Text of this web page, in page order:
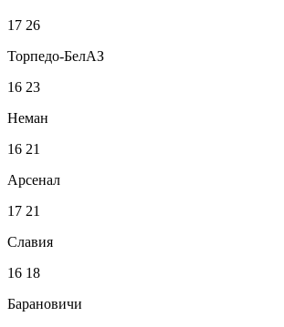
17 26
Торпедо-БелАЗ
16 23
Неман
16 21
Арсенал
17 21
Славия
16 18
Барановичи